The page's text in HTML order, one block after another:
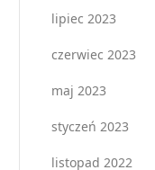
lipiec 2023
czerwiec 2023
maj 2023
styczeń 2023
listopad 2022